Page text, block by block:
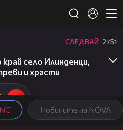
Новините на NOVA
СЛЕДВАЙ 2751
село Илинденци,
и храсти